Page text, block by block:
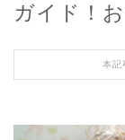
ガイド！
本記